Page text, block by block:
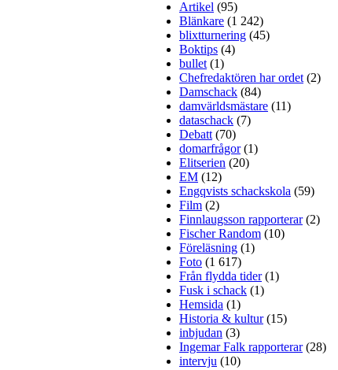
Artikel (95)
Blänkare (1 242)
blixtturnering (45)
Boktips (4)
bullet (1)
Chefredaktören har ordet (2)
Damschack (84)
damvärldsmästare (11)
dataschack (7)
Debatt (70)
domarfrågor(1)
Elitserien (20)
EM (12)
Engqvists schackskola (59)
Film (2)
Finnlaugsson rapporterar(2)
Fischer Random (10)
Föreläsning (1)
Foto (1 617)
Från flydda tider(1)
Fusk i schack (1)
Hemsida (1)
Historia & kultur(15)
inbjudan (3)
Ingemar Falk rapporterar(28)
intervju (10)